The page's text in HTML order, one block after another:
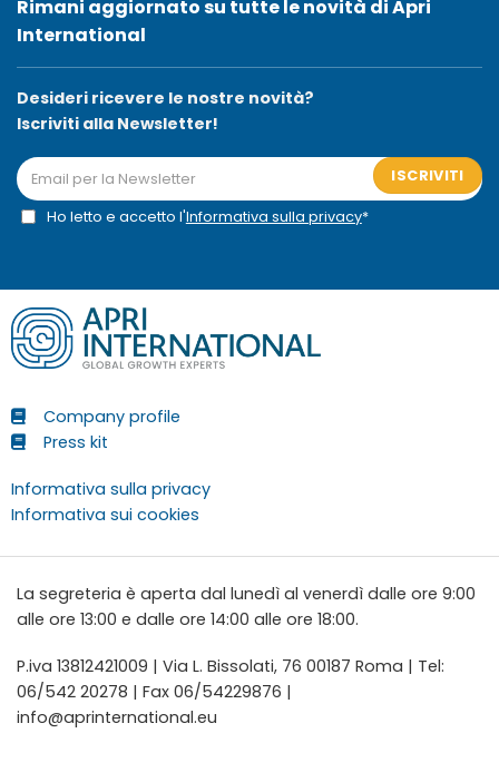
Rimani aggiornato su tutte le novità di Apri
International
Desideri ricevere le nostre novità?
Iscriviti alla Newsletter!
ISCRIVITI
Ho letto e accetto l'Informativa sulla privacy*
Company profile
Press kit
Informativa sulla privacy
Informativa sui cookies
La segreteria è aperta dal lunedì al venerdì dalle ore 9:00
alle ore 13:00 e dalle ore 14:00 alle ore 18:00.
P.iva 13812421009 | Via L. Bissolati, 76 00187 Roma | Tel:
06/542 20278 | Fax 06/54229876 |
info@aprinternational.eu